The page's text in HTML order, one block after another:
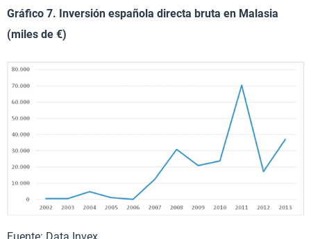
Gráfico 7. Inversión española directa bruta en Malasia
(miles de €)